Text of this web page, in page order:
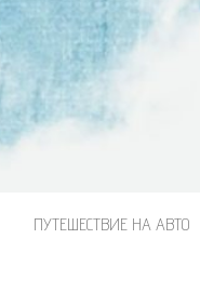
ПУТЕШЕСТВИЕ НА АВТО